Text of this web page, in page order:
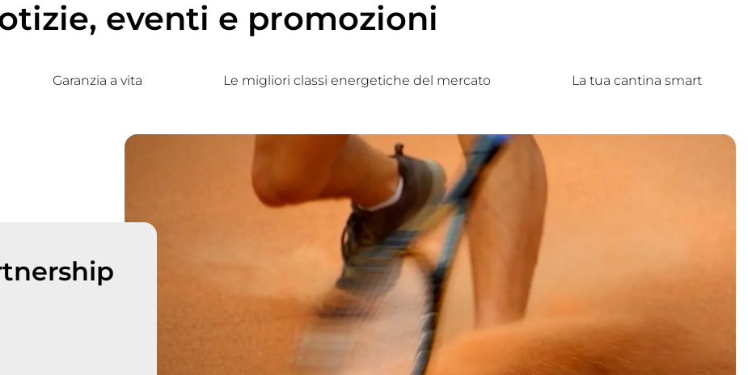
eventi e promozioni
Garanzia a vita Le migliori classi energetiche del mercato La tua cantina smart